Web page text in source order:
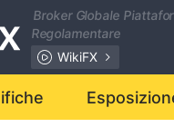
Broker Globale
Regolamentare
WikiFX